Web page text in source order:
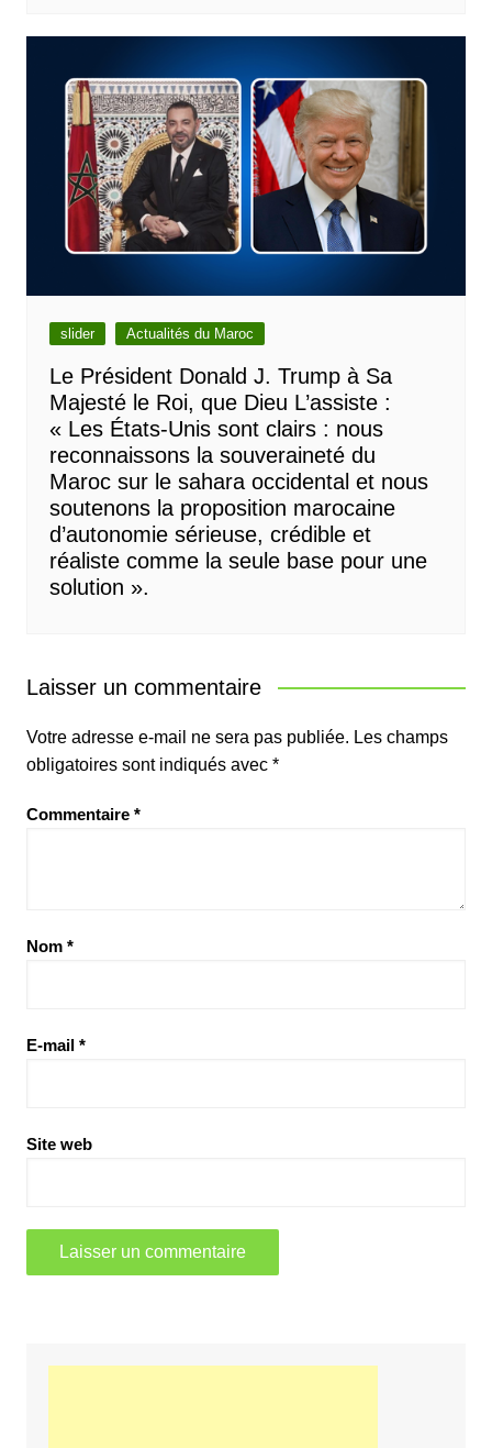
slider Actualités du Maroc
Le Président Donald J. Trump à Sa
Majesté le Roi, que Dieu L’assiste :
« Les États-Unis sont clairs : nous
reconnaissons la souveraineté du
Maroc sur le sahara occidental et nous
soutenons la proposition marocaine
d’autonomie sérieuse, crédible et
réaliste comme la seule base pour une
solution ».
Laisser un commentaire
Votre adresse e-mail ne sera pas publiée. Les champs
obligatoires sont indiqués avec *
Commentaire *
Nom *
E-mail *
Site web